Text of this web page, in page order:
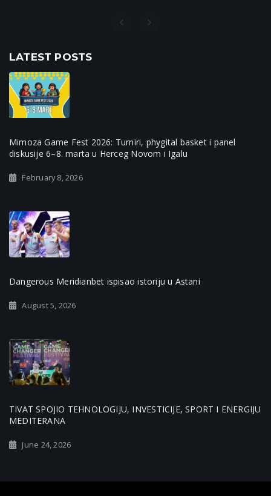
LATEST POSTS
Mimoza Game Fest 2026: Turniri, phygital basket i panel
diskusije 6–8. marta u Herceg Novom i Igalu
February 8, 2026
Dangerous Meridianbet ispisao istoriju u Astani
August 5, 2026
TIVAT SPOJIO TEHNOLOGIJU, INVESTICIJE, SPORT I ENERGIJU
MEDITERANA
June 24, 2026